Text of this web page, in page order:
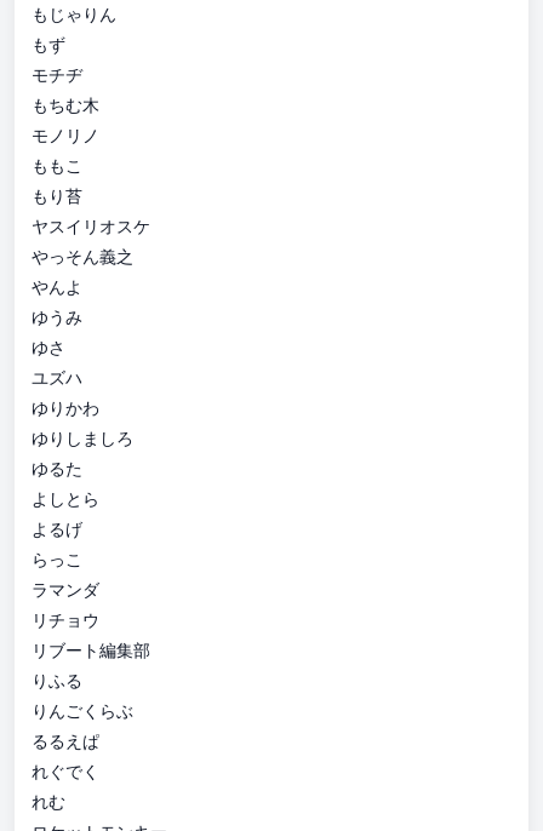
もじゃりん
もず
モチヂ
もちむ木
モノリノ
ももこ
もり苔
ヤスイリオスケ
やっそん義之
やんよ
ゆうみ
ゆさ
ユズハ
ゆりかわ
ゆりしましろ
ゆるた
よしとら
よるげ
らっこ
ラマンダ
リチョウ
リブート編集部
りふる
りんごくらぶ
るるえぱ
れぐでく
れむ